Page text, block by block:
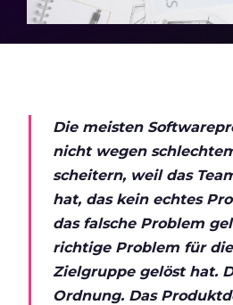
Die meisten
nicht wegen
scheitern, weil das
hat, das kein echtes
das falsche Problem
richtige Problem für
Zielgruppe gelöst hat.
Ordnung. Das